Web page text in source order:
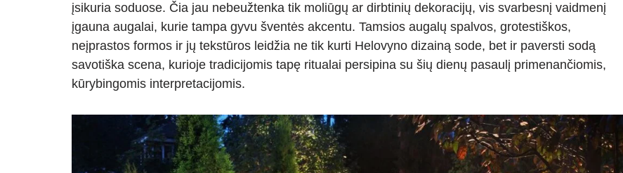
įsikuria soduose. Čia jau nebeužtenka tik moliūgų ar dirbtinių dekoracijų, vis svarbesnį vaidmenį
įgauna augalai, kurie tampa gyvu šventės akcentu. Tamsios augalų spalvos, grotestiškos,
neįprastos formos ir jų tekstūros leidžia ne tik kurti Helovyno dizainą sode, bet ir paversti sodą
savotiška scena, kurioje tradicijomis tapę ritualai persipina su šių dienų pasaulį primenančiomis,
kūrybingomis interpretacijomis.